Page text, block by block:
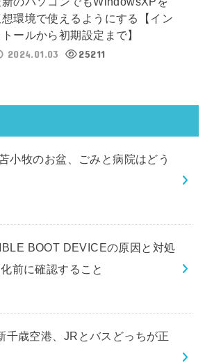
環境で使えるようにする【イン
トールから初期設定まで】
2024.01.03
25211
小牧のお盆、ごみと病院はどう
BOOT DEVICEの原因と対処
前に確認すること
千歳空港、JRとバスどっちが正